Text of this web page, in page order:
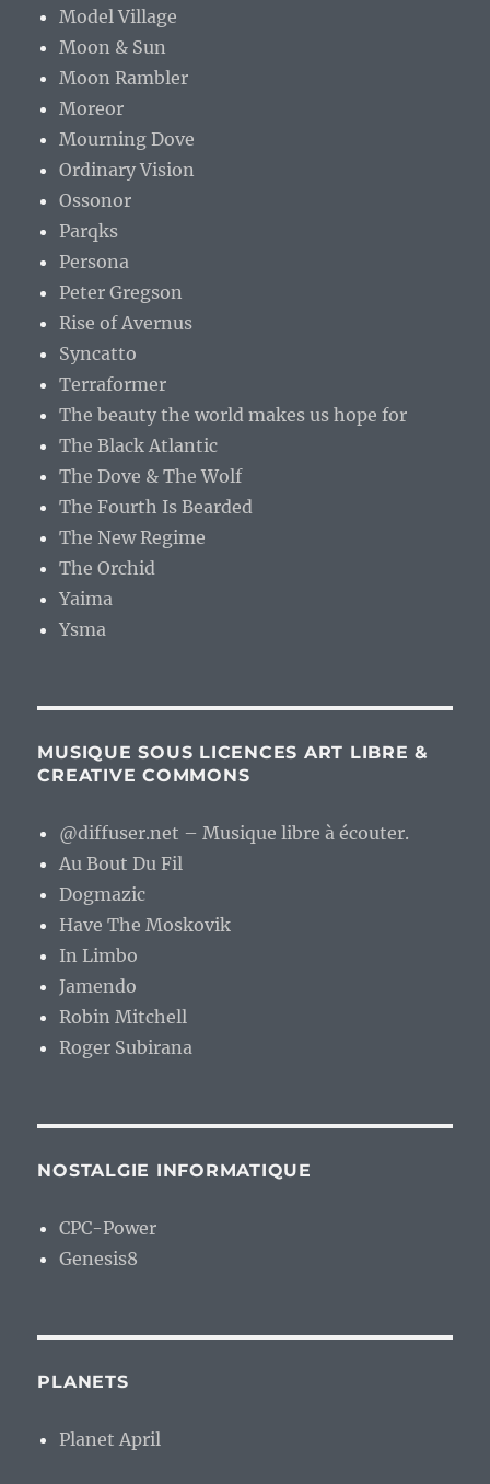
Model Village
Moon & Sun
Moon Rambler
Moreor
Mourning Dove
Ordinary Vision
Ossonor
Parqks
Persona
Peter Gregson
Rise of Avernus
Syncatto
Terraformer
The beauty the world makes us hope for
The Black Atlantic
The Dove & The Wolf
The Fourth Is Bearded
The New Regime
The Orchid
Yaima
Ysma
MUSIQUE SOUS LICENCES ART LIBRE &
CREATIVE COMMONS
@diffuser.net – Musique libre à écouter.
Au Bout Du Fil
Dogmazic
Have The Moskovik
In Limbo
Jamendo
Robin Mitchell
Roger Subirana
NOSTALGIE INFORMATIQUE
CPC-Power
Genesis8
PLANETS
Planet April